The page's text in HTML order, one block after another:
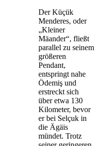
Der Küçük
Menderes, oder
„Kleiner
Mäander“, fließt
parallel zu seinem
größeren
Pendant,
entspringt nahe
Ödemiş und
erstreckt sich
über etwa 130
Kilometer, bevor
er bei Selçuk in
die Ägäis
mündet. Trotz